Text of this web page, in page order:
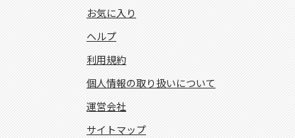
お気に入り
ヘルプ
利用規約
個人情報の取り扱いについて
運営会社
サイトマップ